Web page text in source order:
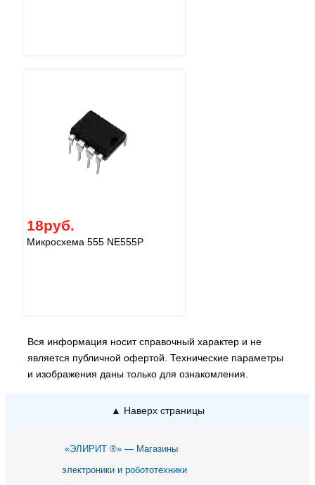
18руб.
Микросхема 555 NE555P
Вся информация носит справочный характер и не
является публичной офертой. Технические параметры
и изображения даны только для ознакомления.
▲ Наверх страницы
«ЭЛИРИТ ®» — Магазины
электроники и робототехники